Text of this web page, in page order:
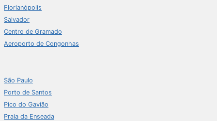
Florianópolis
Salvador
Centro de Gramado
Aeroporto de Congonhas
São Paulo
Porto de Santos
Pico do Gavião
Praia da Enseada